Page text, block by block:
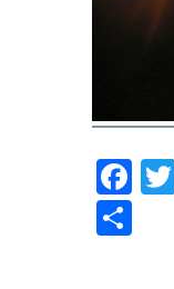
F
a
ce
S